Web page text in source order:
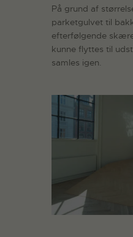
På grund af
parketgulvet til
efterfølgende
kunne flyttes til
samles igen.